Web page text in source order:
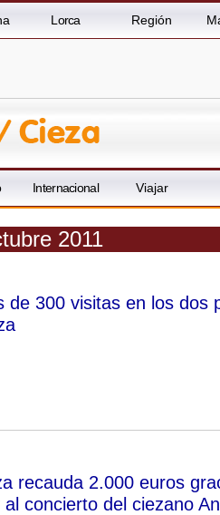
Lorca Región
Internacional Viajar
2011
de 300 visitas en los dos
recauda 2.000 euros
concierto del ciezano